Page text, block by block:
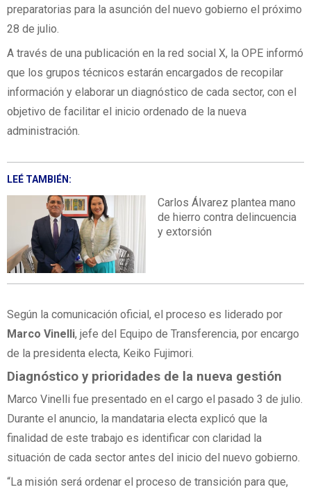
preparatorias para la asunción del nuevo gobierno el próximo
28 de julio.
A través de una publicación en la red social X, la OPE informó
que los grupos técnicos estarán encargados de recopilar
información y elaborar un diagnóstico de cada sector, con el
objetivo de facilitar el inicio ordenado de la nueva
administración.
LEÉ TAMBIÉN:
Carlos Álvarez plantea mano
de hierro contra delincuencia
y extorsión
Según la comunicación oficial, el proceso es liderado por
Marco Vinelli, jefe del Equipo de Transferencia, por encargo
de la presidenta electa, Keiko Fujimori.
Diagnóstico y prioridades de la nueva gestión
Marco Vinelli fue presentado en el cargo el pasado 3 de julio.
Durante el anuncio, la mandataria electa explicó que la
finalidad de este trabajo es identificar con claridad la
situación de cada sector antes del inicio del nuevo gobierno.
“La misión será ordenar el proceso de transición para que,